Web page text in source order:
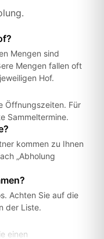
Mengen sind
Mengen fallen oft
Hof.
Öffnungszeiten. Für
Sammeltermine.
kommen zu Ihnen
„Abholung
Achten Sie auf die
der Liste.
einen